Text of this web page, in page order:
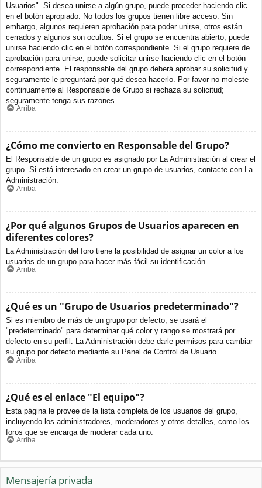
Usuarios". Si desea unirse a algún grupo, puede proceder haciendo clic
en el botón apropiado. No todos los grupos tienen libre acceso. Sin
embargo, algunos requieren aprobación para poder unirse, otros están
cerrados y algunos son ocultos. Si el grupo se encuentra abierto, puede
unirse haciendo clic en el botón correspondiente. Si el grupo requiere de
aprobación para unirse, puede solicitar unirse haciendo clic en el botón
correspondiente. El responsable del grupo deberá aprobar su solicitud y
seguramente le preguntará por qué desea hacerlo. Por favor no moleste
continuamente al Responsable de Grupo si rechaza su solicitud;
seguramente tenga sus razones.
Arriba
¿Cómo me convierto en Responsable del Grupo?
El Responsable de un grupo es asignado por La Administración al crear el
grupo. Si está interesado en crear un grupo de usuarios, contacte con La
Administración.
Arriba
¿Por qué algunos Grupos de Usuarios aparecen en
diferentes colores?
La Administración del foro tiene la posibilidad de asignar un color a los
usuarios de un grupo para hacer más fácil su identificación.
Arriba
¿Qué es un "Grupo de Usuarios predeterminado"?
Si es miembro de más de un grupo por defecto, se usará el
"predeterminado" para determinar qué color y rango se mostrará por
defecto en su perfil. La Administración debe darle permisos para cambiar
su grupo por defecto mediante su Panel de Control de Usuario.
Arriba
¿Qué es el enlace "El equipo"?
Esta página le provee de la lista completa de los usuarios del grupo,
incluyendo los administradores, moderadores y otros detalles, como los
foros que se encarga de moderar cada uno.
Arriba
Mensajería privada